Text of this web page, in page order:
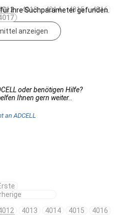
4013 4014 4015
4016
Ihre Suchparameter gefunden.
anzeigen
oder benötigen Hilfe?
Ihnen gern weiter..
an ADCELL
4013 4014 4015
4016